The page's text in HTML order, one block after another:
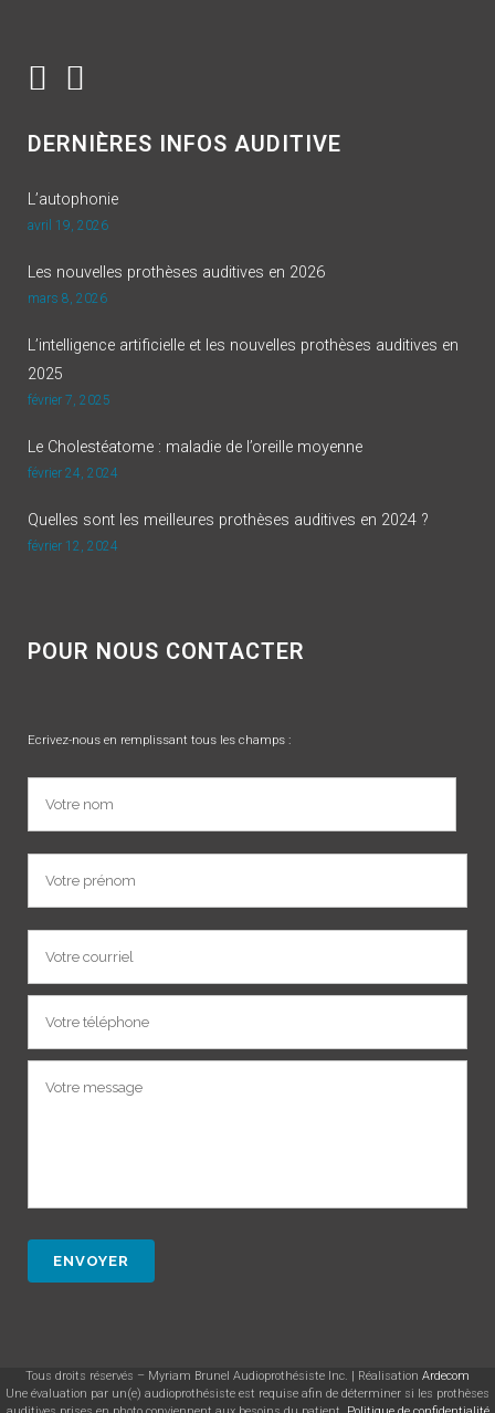
DERNIÈRES INFOS AUDITIVE
L’autophonie
avril 19, 2026
Les nouvelles prothèses auditives en 2026
mars 8, 2026
L’intelligence artificielle et les nouvelles prothèses auditives en
2025
février 7, 2025
Le Cholestéatome : maladie de l’oreille moyenne
février 24, 2024
Quelles sont les meilleures prothèses auditives en 2024 ?
février 12, 2024
POUR NOUS CONTACTER
Ecrivez-nous en remplissant tous les champs :
Tous droits réservés – Myriam Brunel Audioprothésiste Inc. | Réalisation Ardecom
Une évaluation par un(e) audioprothésiste est requise afin de déterminer si les prothèses